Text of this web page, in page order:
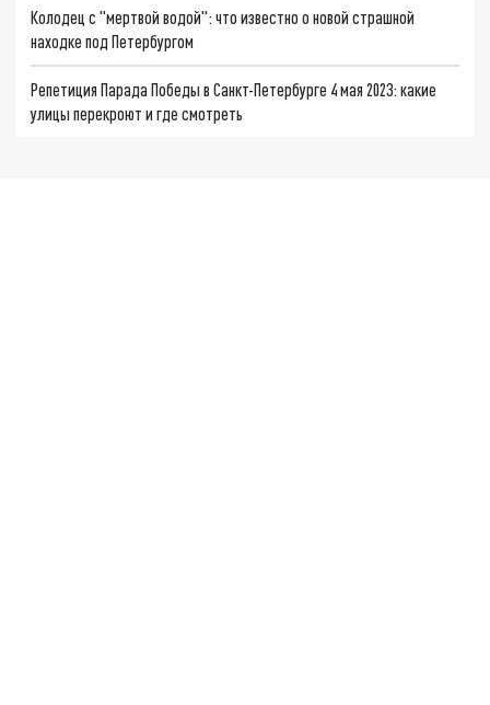
Колодец с "мертвой водой": что известно о новой страшной
находке под Петербургом
Репетиция Парада Победы в Санкт-Петербурге 4 мая 2023: какие
улицы перекроют и где смотреть